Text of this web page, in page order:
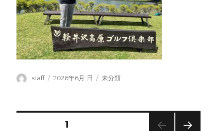
投
staff
投
2026年6月1日
カ
未分類
固定ページ1